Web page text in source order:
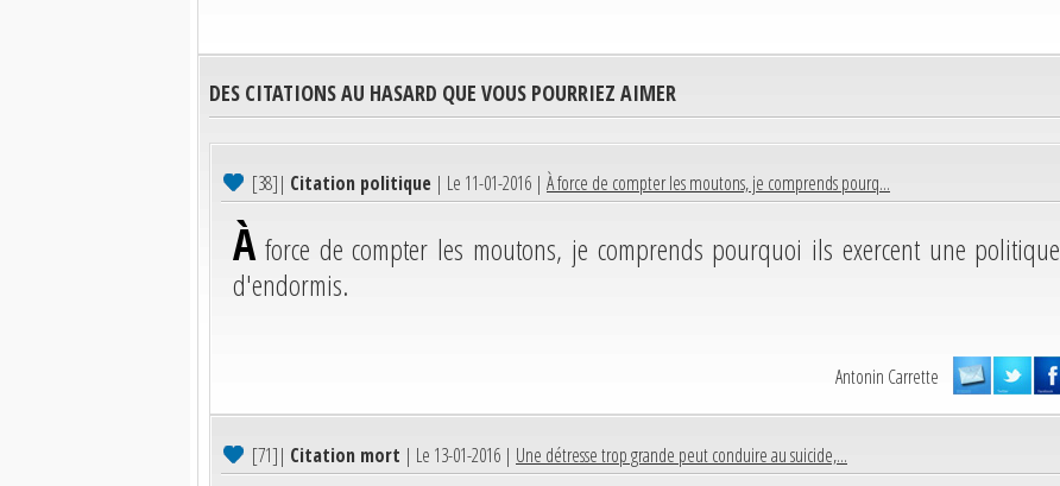
DES CITATIONS AU HASARD QUE VOUS POURRIEZ AIMER
[38]| Citation politique | Le 11-01-2016 | À force de compter les moutons, je comprends pourq...
Àforce de compter les moutons, je comprends pourquoi ils exercent une politique
d'endormis.
Antonin Carrette
[71]| Citation mort | Le 13-01-2016 | Une détresse trop grande peut conduire au suicide,...